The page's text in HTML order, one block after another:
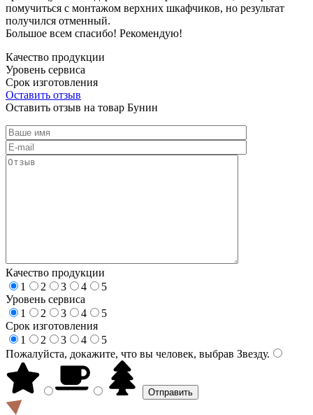
помучиться с монтажом верхних шкафчиков, но результат
получился отменный.
Большое всем спасибо! Рекомендую!
Качество продукции
Уровень сервиса
Срок изготовления
Оставить отзыв
Оставить отзыв на товар Бунин
Качество продукции
1
2 3 4
5
Уровень сервиса
1
2 3 4
5
Срок изготовления
1
2 3 4
5
Пожалуйста, докажите, что вы человек, выбрав Звезду.